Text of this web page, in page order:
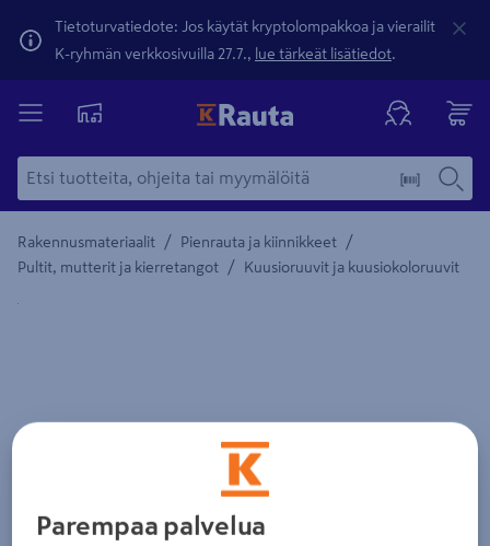
Tietoturvatiedote: Jos käytät kryptolompakkoa ja vierailit
K-ryhmän verkkosivuilla 27.7., lue tärkeät lisätiedot.
Rakennusmateriaalit / Pienrauta ja kiinnikkeet /
Pultit, mutterit ja kierretangot / Kuusioruuvit ja kuusiokoloruuvit
Yksityiskohtainen kuvaus löytyy Tuotteen kuvaus -
Parempaa palvelua